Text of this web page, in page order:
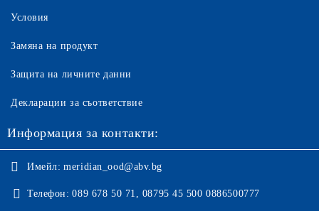
Условия
Замяна на продукт
Защита на личните данни
Декларации за съответствие
Информация за контакти:
Имейл: meridian_ood@abv.bg
Телефон: 089 678 50 71, 08795 45 500 0886500777